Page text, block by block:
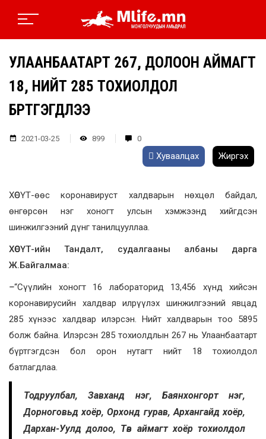
УЛААНБААТАРТ 267, ДОЛООН АЙМАГТ
18, НИЙТ 285 ТОХИОЛДОЛ
БҮРТГЭГДЛЭЭ
2021-03-25 899 0
Хуваалцах Жиргэх
ХӨСҮТ-өөс коронавируст халдварын нөхцөл байдал,
өнгөрсөн нэг хоногт улсын хэмжээнд хийгдсэн
шинжилгээний дүнг танилцууллаа.
ХӨСҮТ-ийн Тандалт, судалгааны албаны дарга
Ж.Байгалмаа:
–“Сүүлийн хоногт 16 лабораторид 13,456 хүнд хийсэн
коронавирусийн халдвар илрүүлэх шинжилгээний явцад
285 хүнээс халдвар илэрсэн. Нийт халдварын тоо 5895
болж байна. Илэрсэн 285 тохиолдлын 267 нь Улаанбаатарт
бүртгэгдсэн бол орон нутагт нийт 18 тохиолдол
батлагдлаа.
Тодруулбал, Завханд нэг, Баянхонгорт нэг,
Дорноговьд хоёр, Орхонд гурав, Архангайд хоёр,
Дархан-Уулд долоо, Төв аймагт хоёр тохиолдол